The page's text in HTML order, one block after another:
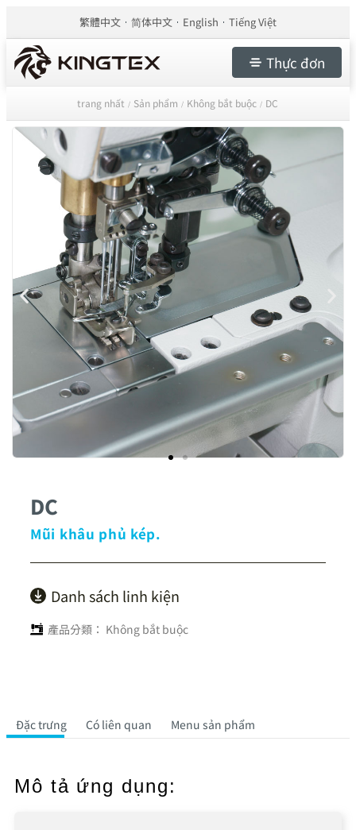
繁體中文 简体中文 English Tiếng Việt
Thực đơn
trang nhất / Sản phẩm / Không bắt buộc / DC
DC
Mũi khâu phủ kép.
Danh sách linh kiện
產品分類： Không bắt buộc
Đặc trưng Có liên quan Menu sản phẩm
Mô tả ứng dụng: